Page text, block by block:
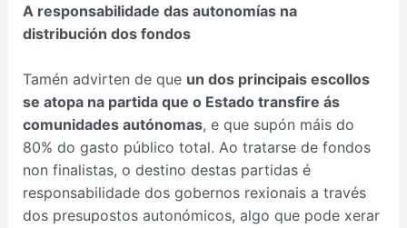
A responsabilidade das autonomías na
distribución dos fondos
Tamén advirten de que un dos principais escollos
se atopa na partida que o Estado transfire ás
comunidades autónomas, e que supón máis do
80% do gasto público total. Ao tratarse de fondos
non finalistas, o destino destas partidas é
responsabilidade dos gobernos rexionais a través
dos presupostos autonómicos, algo que pode xerar